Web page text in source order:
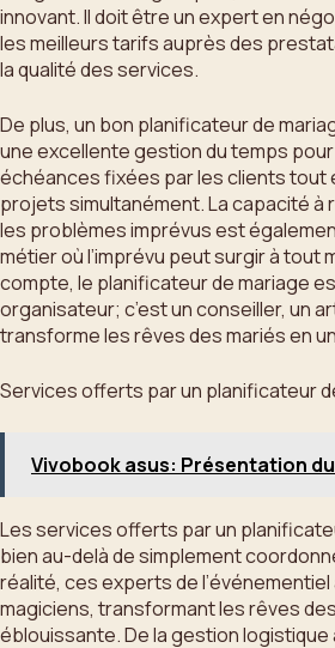
innovant. Il doit être un expert en
les meilleurs tarifs auprès des
la qualité des services.
De plus, un bon planificateur de
une excellente gestion du temps
échéances fixées par les clients tout
projets simultanément. La capacité à
les problèmes imprévus est
métier où l’imprévu peut surgir à tout
compte, le planificateur de mariage
organisateur; c’est un conseiller, un
transforme les rêves des mariés en
Services offerts par un planificateur
Vivobook asus: Présentation
Les services offerts par un
bien au-delà de simplement
réalité, ces experts de
magiciens, transformant les rêves
éblouissante. De la gestion logistique